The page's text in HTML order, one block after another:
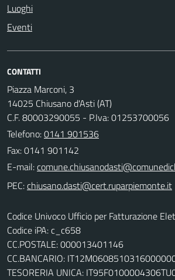
Luoghi
Eventi
CONTATTI
Piazza Marconi, 3
14025 Chiusano d'Asti (AT)
C.F. 80003290055 - P.Iva: 01253700056
Telefono:0141 901536
Fax: 0141 901142
E-mail:
PEC:
Codice Univoco Ufficio per Fatturazione
Codice iPA: c_c658
CC.POSTALE: 000013401146
CC.BANCARIO:
TESORERIA UNICA: